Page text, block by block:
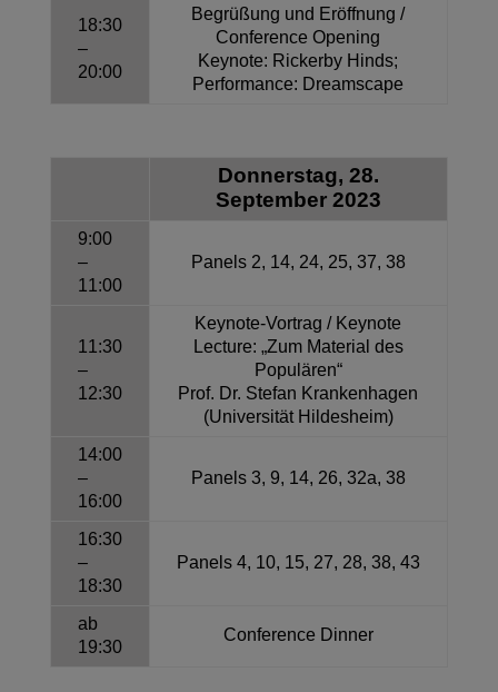
18:30
–
20:00
Begrüßung und Eröffnung /
Conference Opening
Keynote: Rickerby Hinds;
Performance: Dreamscape
Donnerstag, 28.
September 2023
9:00
–
11:00
Panels 2, 14, 24, 25, 37, 38
11:30
–
12:30
Keynote-Vortrag / Keynote
Lecture: „Zum Material des
Populären“
Prof. Dr. Stefan Krankenhagen
(Universität Hildesheim)
14:00
–
16:00
Panels 3, 9, 14, 26, 32a, 38
16:30
–
18:30
Panels 4, 10, 15, 27, 28, 38, 43
ab
19:30
Conference Dinner